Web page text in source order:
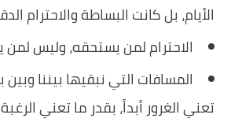
الأيام، بل كانت البساطة والاحترام
الاحترام لمن يستحقه، وليس لمن
المسافات التي نبقيها بيننا
تعني الغرور أبداً، بقدر ما تعني